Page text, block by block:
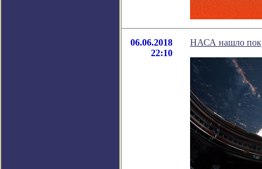
06.06.2018
22:10
НАСА нашло